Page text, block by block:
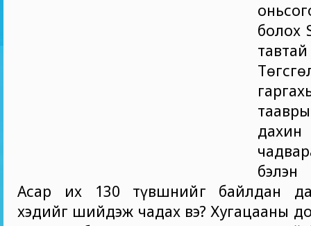
болох
дахин
Асар их 130 түвшнийг байлдан
хэдийг шийдэж чадах вэ? Хугацааны